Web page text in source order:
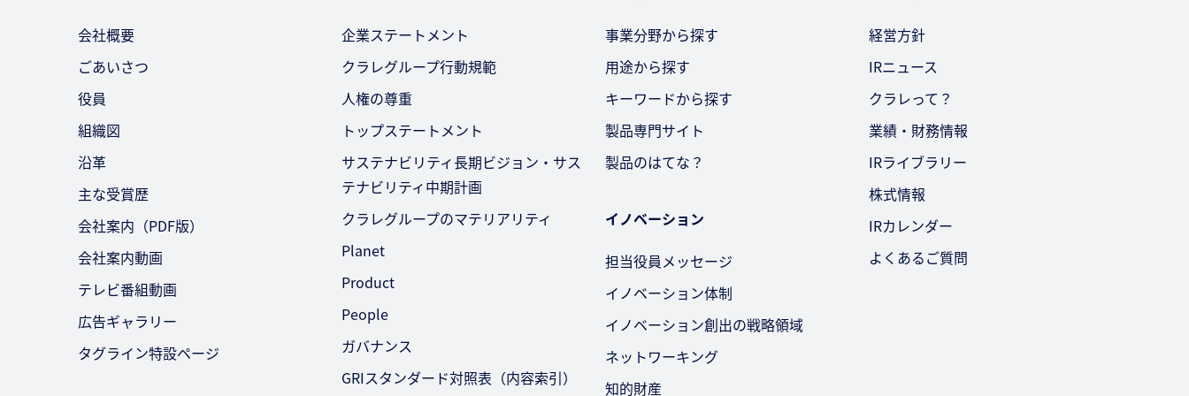
会社概要
ごあいさつ
役員
組織図
沿革
主な受賞歴
会社案内（PDF版）
会社案内動画
テレビ番組動画
広告ギャラリー
タグライン特設ページ
企業ステートメント
クラレグループ行動規範
人権の尊重
トップステートメント
サステナビリティ長期ビジョン・サス
テナビリティ中期計画
クラレグループのマテリアリティ
Planet
Product
People
ガバナンス
GRIスタンダード対照表（内容索引）
事業分野から探す
用途から探す
キーワードから探す
製品専門サイト
製品のはてな？
イノベーション
担当役員メッセージ
イノベーション体制
イノベーション創出の戦略領域
ネットワーキング
知的財産
経営方針
IRニュース
クラレって？
業績・財務情報
IRライブラリー
株式情報
IRカレンダー
よくあるご質問